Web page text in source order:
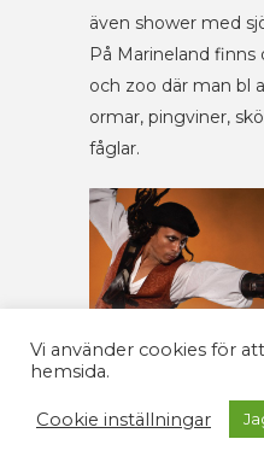
även shower med
På Marineland
och zoo där man bl
ormar, pingviner,
fåglar.
Pirate
Vi använder cookies för
hemsida.
Cookie inställningar